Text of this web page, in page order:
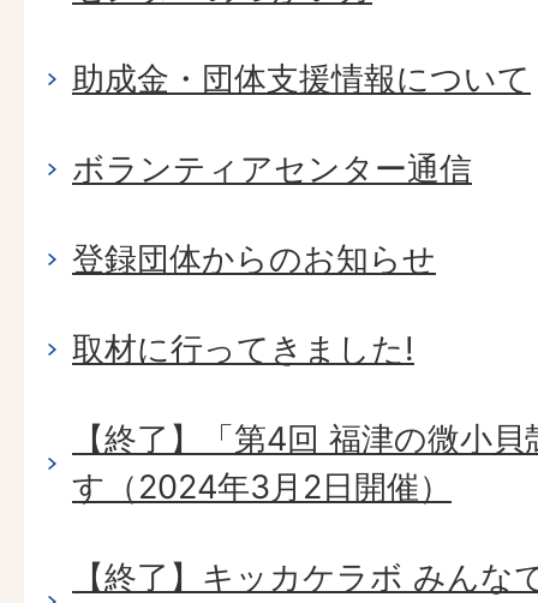
助成金・団体支援情報について
ボランティアセンター通信
登録団体からのお知らせ
取材に行ってきました!
【終了】「第4回 福津の微小
す（2024年3月2日開催）
【終了】キッカケラボ みんな